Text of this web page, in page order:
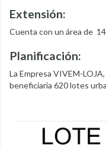
Extensión:
Cuenta con un área de
Planificación:
La Empresa VIVEM-
beneficiaria 620 lotes